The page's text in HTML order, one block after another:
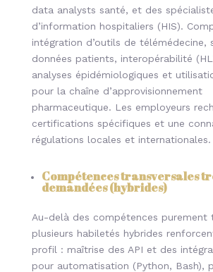
data analysts santé, et des
d’information hospitaliers (HIS).
intégration d’outils de télémédecine,
données patients, interopérabilité
analyses épidémiologiques et
pour la chaîne d’approvisionnement
pharmaceutique. Les employeurs
certifications spécifiques et une
régulations locales et internationales.
Compétences transversales
demandées (hybrides)
Au-delà des compétences purement
plusieurs habiletés hybrides
profil : maîtrise des API et des
pour automatisation (Python, Bash),